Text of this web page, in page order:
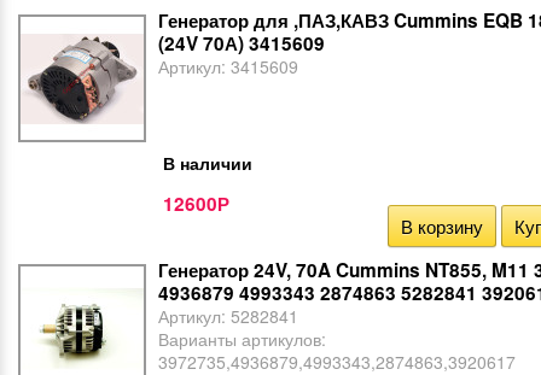
Генератор для ,ПАЗ,КАВЗ Cummins EQB
(24V 70А) 3415609
Артикул: 3415609
В наличии
12600Р
В корзину
Генератор 24V, 70A Cummins NT855, M11
4936879 4993343 2874863 5282841
Артикул: 5282841
Варианты артикулов:
3972735,4936879,4993343,2874863,3920617